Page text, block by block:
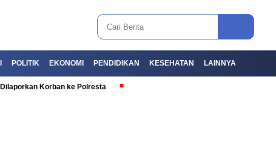
POLITIK EKONOMI PENDIDIKAN KESEHATAN LAINNYA
Korban ke Polresta